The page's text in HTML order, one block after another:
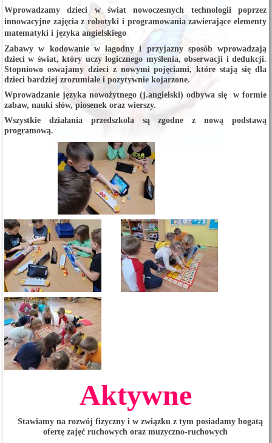
Wprowadzamy dzieci w świat nowoczesnych technologii poprzez
innowacyjne zajęcia z robotyki i programowania zawierające elementy
matematyki i języka angielskiego
Zabawy w kodowanie w łagodny i przyjazny sposób wprowadzają
dzieci w świat, który uczy logicznego myślenia, obserwacji i dedukcji.
Stopniowo oswajamy dzieci z nowymi pojęciami, które stają się dla
dzieci bardziej zrozumiałe i pozytywnie kojarzone.
Wprowadzanie języka nowożytnego (j.angielski) odbywa się w formie
zabaw, nauki słów, piosenek oraz wierszy.
Wszystkie działania przedszkola są zgodne z nową podstawą
programową.
Aktywne
Stawiamy na rozwój fizyczny i w związku z tym posiadamy bogatą
ofertę zajęć ruchowych oraz muzyczno-ruchowych